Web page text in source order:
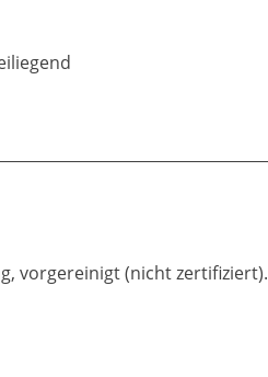
vorgereinigt (nicht zertifiziert).